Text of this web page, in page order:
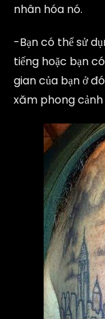
nhân hóa nó.
-Bạn có thể sử
tiếng hoặc bạn
gian của bạn ở
xăm phong